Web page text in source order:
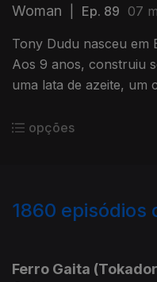
Woman
Ep. 89 07
Tony Dudu nasceu em
Aos 9 anos, construiu
uma lata de azeite, um
opções
1860 episódios
Ferro Gaita